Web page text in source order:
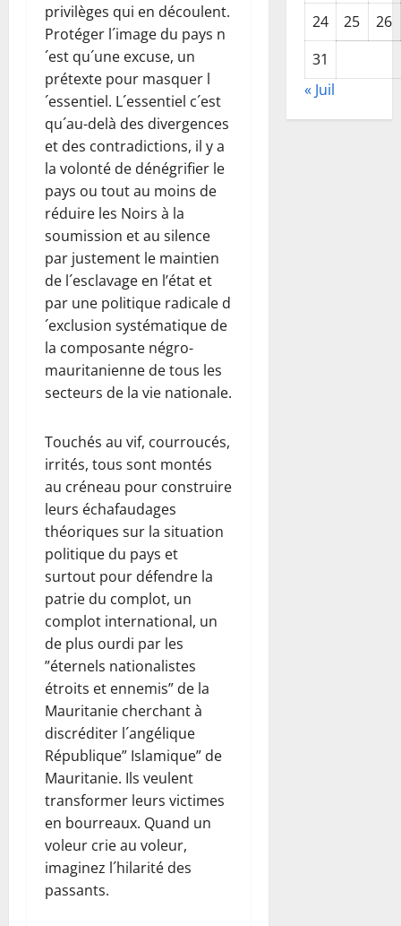
privilèges qui en découlent.
Protéger l´image du pays n
´est qu´une excuse, un
prétexte pour masquer l
´essentiel. L´essentiel c´est
qu´au-delà des divergences
et des contradictions, il y a
la volonté de dénégrifier le
pays ou tout au moins de
réduire les Noirs à la
soumission et au silence
par justement le maintien
de l´esclavage en l’état et
par une politique radicale d
´exclusion systématique de
la composante négro-
mauritanienne de tous les
secteurs de la vie nationale.
Touchés au vif, courroucés,
irrités, tous sont montés
au créneau pour construire
leurs échafaudages
théoriques sur la situation
politique du pays et
surtout pour défendre la
patrie du complot, un
complot international, un
de plus ourdi par les
”éternels nationalistes
étroits et ennemis” de la
Mauritanie cherchant à
discréditer l´angélique
République” Islamique” de
Mauritanie. Ils veulent
transformer leurs victimes
en bourreaux. Quand un
voleur crie au voleur,
imaginez l´hilarité des
passants.
24
25
26
31
« Juil